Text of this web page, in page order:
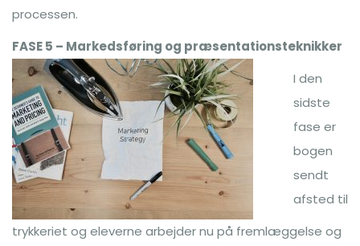
processen.
FASE 5 – Markedsføring og præsentationsteknikker
I den
sidste
fase er
bogen
sendt
afsted til
trykkeriet og eleverne arbejder nu på fremlæggelse og